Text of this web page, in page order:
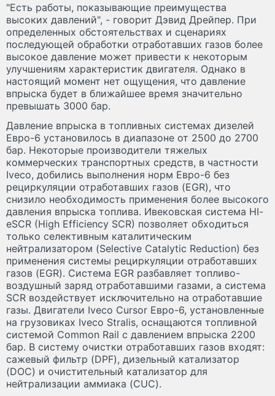
"Есть работы, показывающие преимущества
высоких давлений", - говорит Дэвид Дрейпер. При
определенных обстоятельствах и сценариях
последующей обработки отработавших газов более
высокое давление может привести к некоторым
улучшениям характеристик двигателя. Однако в
настоящий момент нет ощущения, что давление
впрыска будет в ближайшее время значительно
превышать 3000 бар.
Давление впрыска в топливных системах дизелей
Евро-6 установилось в диапазоне от 2500 до 2700
бар. Некоторые производители тяжелых
коммерческих транспортных средств, в частности
Iveco, добились выполнения норм Евро-6 без
рециркуляции отработавших газов (EGR), что
снизило необходимость применения более высокого
давления впрыска топлива. Ивековская система HI-
eSCR (High Efficiency SCR) позволяет обходиться
только селективным каталитическим
нейтрализатором (Selective Catalytic Reduction) без
применения системы рециркуляции отработавших
газов (EGR). Система EGR разбавляет топливо-
воздушный заряд отработавшими газами, а система
SCR воздействует исключительно на отработавшие
газы. Двигатели Iveco Cursor Евро-6, установленные
на грузовиках Iveco Stralis, оснащаются топливной
системой Common Rail с давлением впрыска 2200
бар. В систему очистки отработавших газов входят:
сажевый фильтр (DPF), дизельный катализатор
(DOC) и очистительный катализатор для
нейтрализации аммиака (CUC).